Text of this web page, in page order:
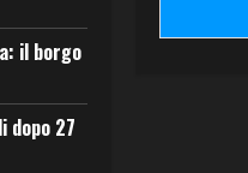
il borgo
dopo 27